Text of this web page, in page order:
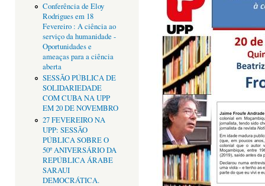
Conferência de Eloy
Rodrigues em 18
Fevereiro : A ciência ao
serviço da humanidade -
Oportunidades e
ameaças para a ciência
aberta
SESSÃO PÚBLICA DE
SOLIDARIEDADE
COM CUBA NA UPP
EM 20 DE NOVEMBRO
27 FEVEREIRO NA
UPP: SESSÃO
PÚBLICA SOBRE O
50º ANIVERSÁRIO DA
REPÚBLICA ÁRABE
SARAUI
DEMOCRÁTICA.